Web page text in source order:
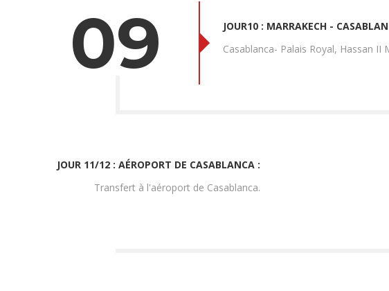
09
JOUR10 : MARRAKECH -
Casablanca- Palais Royal, Hassan
JOUR 11/12 : AÉROPORT DE CASABLANCA :
Transfert à l'aéroport de Casablanca.